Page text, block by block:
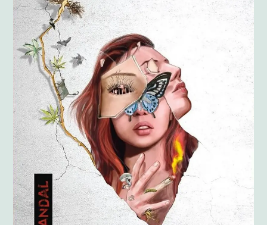
Anglisht
Ditarë
Evente
Blog